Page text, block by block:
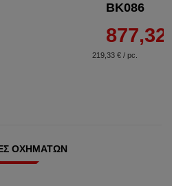
BK086
877,32
219,33 € / pc.
ΟΧΗΜΆΤΩΝ